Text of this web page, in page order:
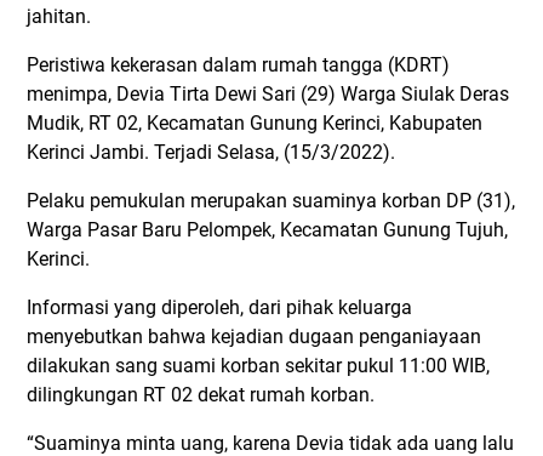
jahitan.
Peristiwa kekerasan dalam rumah tangga (KDRT)
menimpa, Devia Tirta Dewi Sari (29) Warga Siulak Deras
Mudik, RT 02, Kecamatan Gunung Kerinci, Kabupaten
Kerinci Jambi. Terjadi Selasa, (15/3/2022).
Pelaku pemukulan merupakan suaminya korban DP (31),
Warga Pasar Baru Pelompek, Kecamatan Gunung Tujuh,
Kerinci.
Informasi yang diperoleh, dari pihak keluarga
menyebutkan bahwa kejadian dugaan penganiayaan
dilakukan sang suami korban sekitar pukul 11:00 WIB,
dilingkungan RT 02 dekat rumah korban.
“Suaminya minta uang, karena Devia tidak ada uang lalu